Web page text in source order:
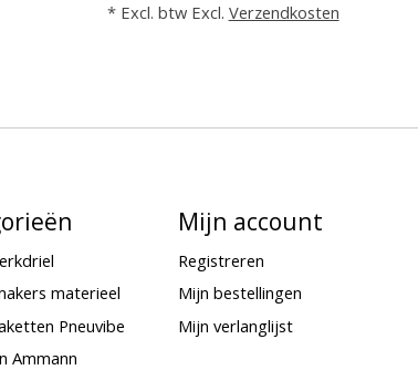
* Excl. btw Excl. Verzendkosten
materieel
Pneuvibe
Ammann
Mijn account
Registreren
Mijn bestellingen
Mijn verlanglijst